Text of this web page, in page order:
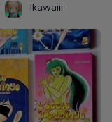
Ikawaiii